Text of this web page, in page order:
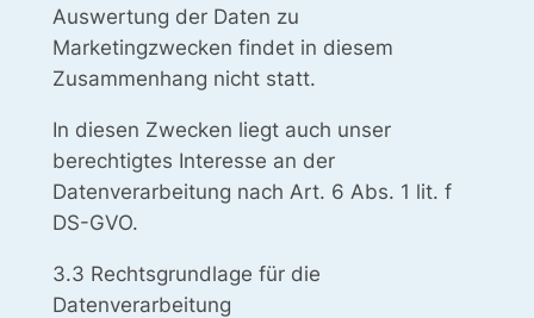
Auswertung der Daten zu
Marketingzwecken findet in diesem
Zusammenhang nicht statt.
In diesen Zwecken liegt auch unser
berechtigtes Interesse an der
Datenverarbeitung nach Art. 6 Abs. 1 lit. f
DS-GVO.
3.3 Rechtsgrundlage für die
Datenverarbeitung